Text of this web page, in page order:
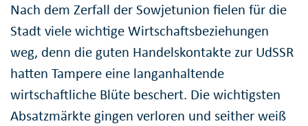
Nach dem Zerfall der Sowjetunion fielen für die
Stadt viele wichtige Wirtschaftsbeziehungen
weg, denn die guten Handelskontakte zur UdSSR
hatten Tampere eine langanhaltende
wirtschaftliche Blüte beschert. Die wichtigsten
Absatzmärkte gingen verloren und seither weiß